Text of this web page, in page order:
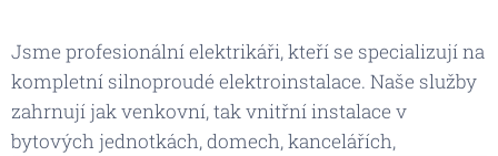
Jsme profesionální elektrikáři, kteří se specializují na
kompletní silnoproudé elektroinstalace. Naše služby
zahrnují jak venkovní, tak vnitřní instalace v
bytových jednotkách, domech, kancelářích,